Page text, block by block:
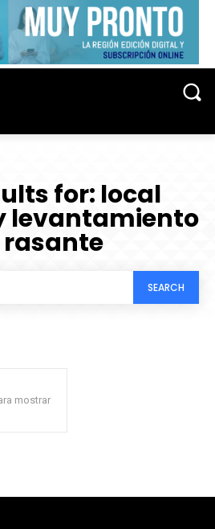
for: local
levantamiento
rasante
SEARCH
mostrar